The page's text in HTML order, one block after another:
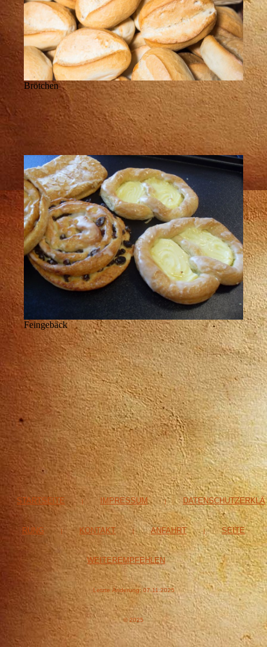
Brötchen
Feingebäck
STARTSEITE | IMPRESSUM | DATENSCHUTZERKLÄ
RUNG | KONTAKT | ANFAHRT | SEITE
WEITEREMPFEHLEN
Letzte Änderung: 07.11.2025
© 2025